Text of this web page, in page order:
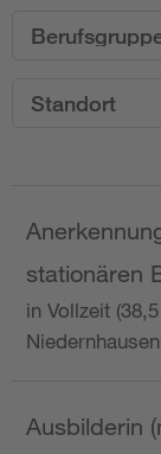
Standort
stationären
in Vollzeit
Ausbilderin